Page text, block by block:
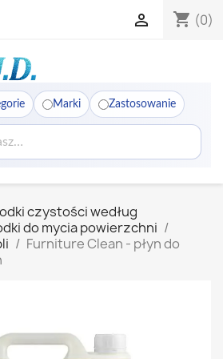
shopping_cart (0)

Marki Zastosowanie
czystości według
do mycia powierzchni
Furniture Clean - płyn do